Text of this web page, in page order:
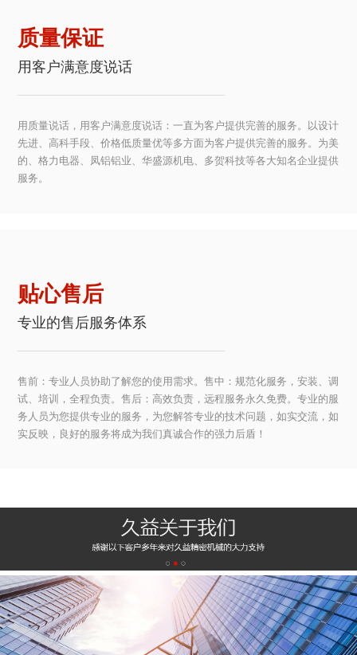
质量保证
用客户满意度说话
用质量说话，用客户满意度说话：一直为客户提供完善的服务。以设计
先进、高科手段、价格低质量优等多方面为客户提供完善的服务。为美
的、格力电器、凤铝铝业、华盛源机电、多贺科技等各大知名企业提供
服务。
贴心售后
专业的售后服务体系
售前：专业人员协助了解您的使用需求。售中：规范化服务，安装、调
试、培训，全程负责。售后：高效负责，远程服务永久免费。专业的服
务人员为您提供专业的服务，为您解答专业的技术问题，如实交流，如
实反映，良好的服务将成为我们真诚合作的强力后盾！